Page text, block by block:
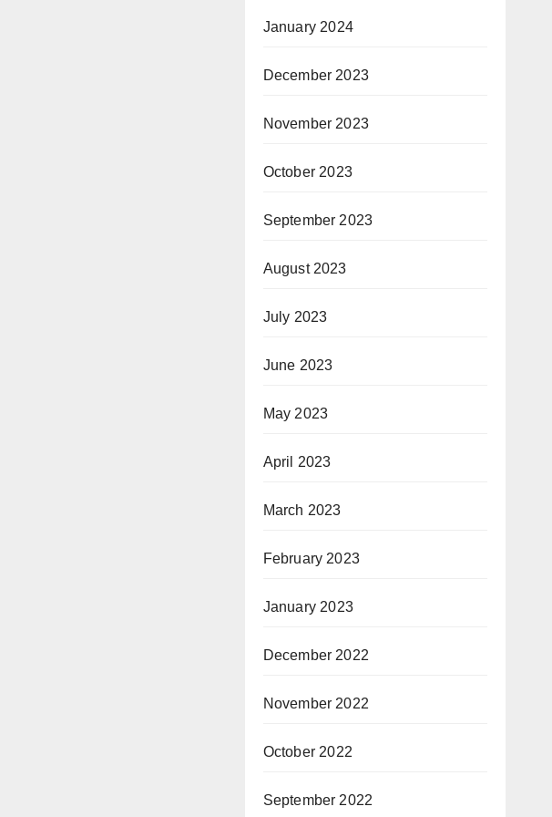
January 2024
December 2023
November 2023
October 2023
September 2023
August 2023
July 2023
June 2023
May 2023
April 2023
March 2023
February 2023
January 2023
December 2022
November 2022
October 2022
September 2022